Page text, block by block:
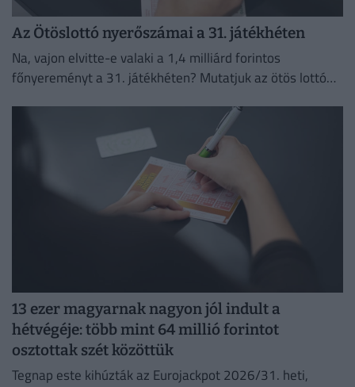
Az Ötöslottó nyerőszámai a 31. játékhéten
Na, vajon elvitte-e valaki a 1,4 milliárd forintos
főnyereményt a 31. játékhéten? Mutatjuk az ötös lottó
13 ezer magyarnak nagyon jól indult a
hétvégéje: több mint 64 millió forintot
osztottak szét közöttük
Tegnap este kihúzták az Eurojackpot 2026/31. heti,